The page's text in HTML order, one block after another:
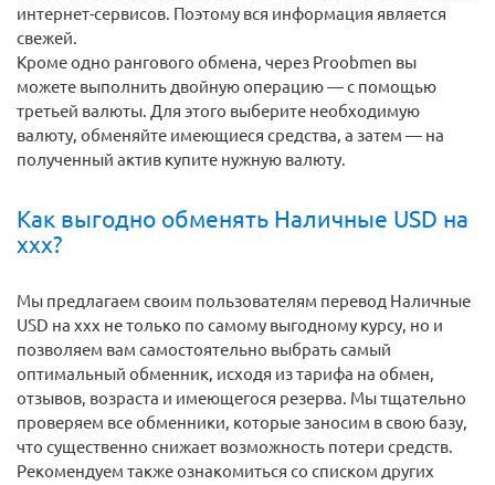
интернет-сервисов. Поэтому вся информация является
свежей.
Кроме одно рангового обмена, через Proobmen вы
можете выполнить двойную операцию — с помощью
третьей валюты. Для этого выберите необходимую
валюту, обменяйте имеющиеся средства, а затем — на
полученный актив купите нужную валюту.
Как выгодно обменять Наличные USD на
xxx?
Мы предлагаем своим пользователям перевод Наличные
USD на xxx не только по самому выгодному курсу, но и
позволяем вам самостоятельно выбрать самый
оптимальный обменник, исходя из тарифа на обмен,
отзывов, возраста и имеющегося резерва. Мы тщательно
проверяем все обменники, которые заносим в свою базу,
что существенно снижает возможность потери средств.
Рекомендуем также ознакомиться со списком других